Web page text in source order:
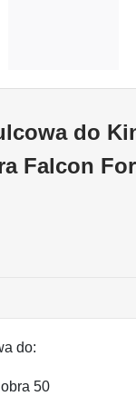
do
Falcon
do:
50